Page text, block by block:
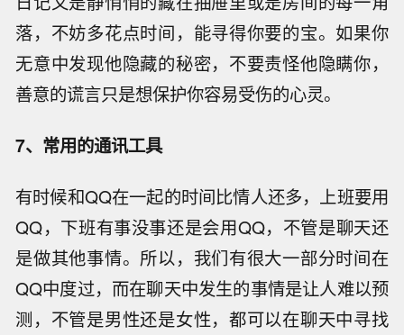
落，不妨多花点时间，能寻得你要的宝。如果你
无意中发现他隐藏的秘密，不要责怪他隐瞒你，
善意的谎言只是想保护你容易受伤的心灵。
7、常用的通讯工具
有时候和QQ在一起的时间比情人还多，上班要用
QQ，下班有事没事还是会用QQ，不管是聊天还
是做其他事情。所以，我们有很大一部分时间在
QQ中度过，而在聊天中发生的事情是让人难以预
测，不管是男性还是女性，都可以在聊天中寻找